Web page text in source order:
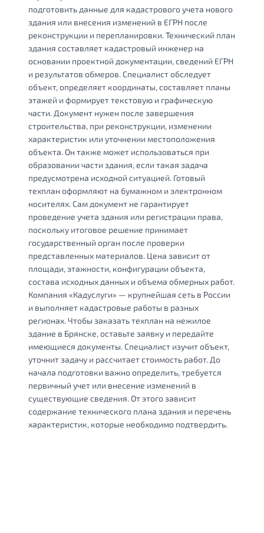
подготовить данные для кадастрового учета нового
здания или внесения изменений в ЕГРН после
реконструкции и перепланировки. Технический план
здания составляет кадастровый инженер на
основании проектной документации, сведений ЕГРН
и результатов обмеров. Специалист обследует
объект, определяет координаты, составляет планы
этажей и формирует текстовую и графическую
части. Документ нужен после завершения
строительства, при реконструкции, изменении
характеристик или уточнении местоположения
объекта. Он также может использоваться при
образовании части здания, если такая задача
предусмотрена исходной ситуацией. Готовый
техплан оформляют на бумажном и электронном
носителях. Сам документ не гарантирует
проведение учета здания или регистрации права,
поскольку итоговое решение принимает
государственный орган после проверки
представленных материалов. Цена зависит от
площади, этажности, конфигурации объекта,
состава исходных данных и объема обмерных работ.
Компания «Кадуслуги» — крупнейшая сеть в России
и выполняет кадастровые работы в разных
регионах. Чтобы заказать техплан на нежилое
здание в Брянске, оставьте заявку и передайте
имеющиеся документы. Специалист изучит объект,
уточнит задачу и рассчитает стоимость работ. До
начала подготовки важно определить, требуется
первичный учет или внесение изменений в
существующие сведения. От этого зависит
содержание технического плана здания и перечень
характеристик, которые необходимо подтвердить.